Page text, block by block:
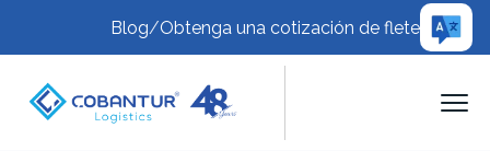
Blog/Obtenga una cotización de flete